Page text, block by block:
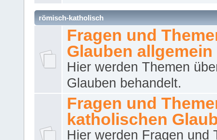
römisch-katholisch
Fragen und
Glauben allgemein
Hier werden Themen
Glauben behandelt.
Fragen und
katholischen
Hier werden Fragen und